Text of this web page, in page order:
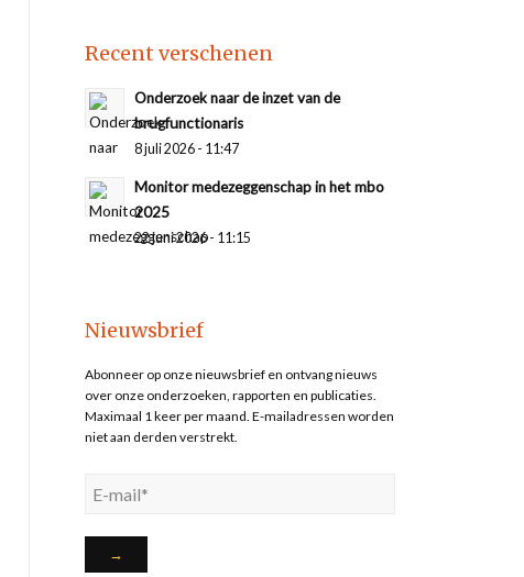
Recent verschenen
Onderzoek naar de inzet van de
brugfunctionaris
8 juli 2026 - 11:47
Monitor medezeggenschap in het mbo
2025
22 juni 2026 - 11:15
Nieuwsbrief
Abonneer op onze nieuwsbrief en ontvang nieuws
over onze onderzoeken, rapporten en publicaties.
Maximaal 1 keer per maand. E-mailadressen worden
niet aan derden verstrekt.